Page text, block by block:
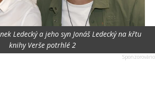
Ledecký a jeho syn Jonáš Ledecký na křtu
knihy Verše potrhlé 2